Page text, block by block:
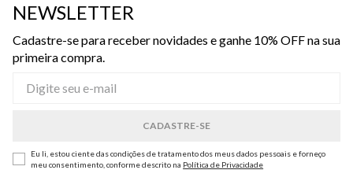
NEWSLETTER
Cadastre-se para receber novidades e ganhe 10% OFF na sua
primeira compra.
Eu li, estou ciente das condições de tratamento dos meus dados pessoais e forneço
meu consentimento, conforme descrito na Política de Privacidade